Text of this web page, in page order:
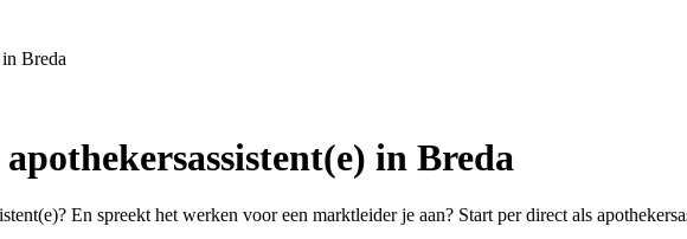
in Breda
in Breda
En spreekt het werken voor een marktleider je aan? Start per direct als